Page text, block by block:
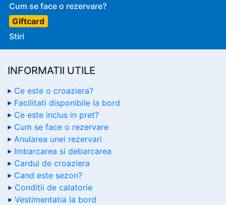
Cum se face o rezervare?
Giftcard
Stiri
INFORMATII UTILE
Ce este o croaziera?
Facilitati disponibile la bord
Ce este inclus in pret?
Cum se face o rezervare
Anularea unei rezervari
Imbarcarea si debarcarea
Cardul de croaziera
Cand este sezon?
Conditii de calatorie
Vestimentatia la bord